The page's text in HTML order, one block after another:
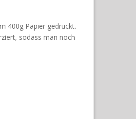
400g Papier gedruckt.
sodass man noch